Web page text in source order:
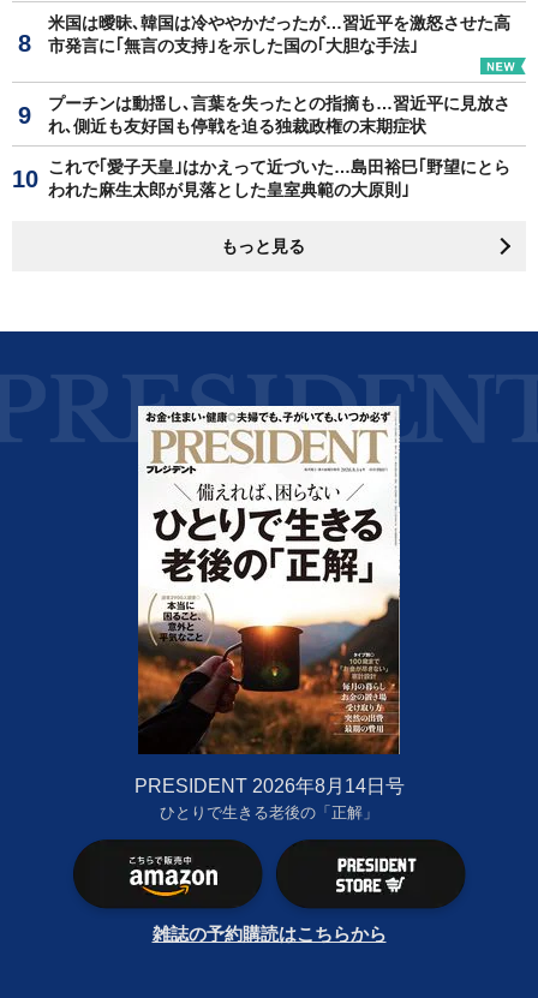
米国は曖昧､韓国は冷ややかだったが…習近平を激怒させた高
市発言に｢無言の支持｣を示した国の｢大胆な手法｣
プーチンは動揺し､言葉を失ったとの指摘も…習近平に見放さ
れ､側近も友好国も停戦を迫る独裁政権の末期症状
これで｢愛子天皇｣はかえって近づいた…島田裕巳｢野望にとら
われた麻生太郎が見落とした皇室典範の大原則｣
もっと見る
PRESIDENT 2026年8月14日号
ひとりで生きる老後の「正解」
雑誌の予約購読はこちらから